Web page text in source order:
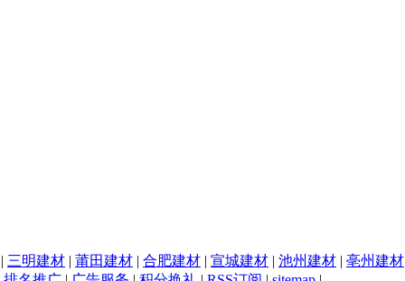
| 三明建材 | 莆田建材 | 合肥建材 | 宣城建材 | 池州建材 | 亳州建材